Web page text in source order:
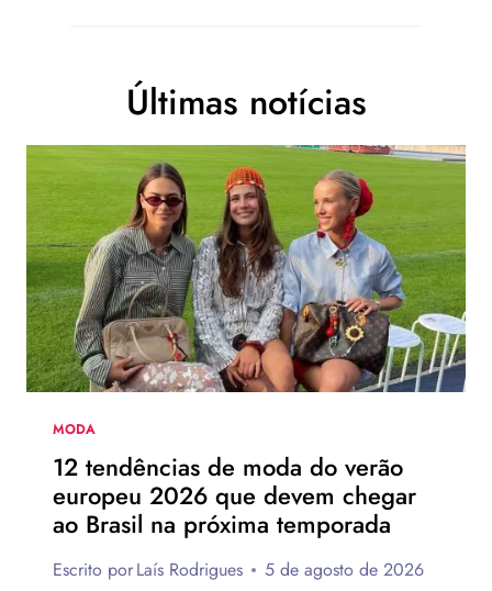
Últimas notícias
MODA
12 tendências de moda do verão
europeu 2026 que devem chegar
ao Brasil na próxima temporada
Escrito porLaís Rodrigues 5 de agosto de 2026